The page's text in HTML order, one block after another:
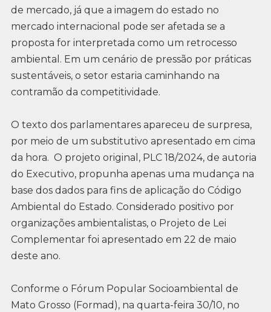
de mercado, já que a imagem do estado no
mercado internacional pode ser afetada se a
proposta for interpretada como um retrocesso
ambiental. Em um cenário de pressão por práticas
sustentáveis, o setor estaria caminhando na
contramão da competitividade.
O texto dos parlamentares apareceu de surpresa,
por meio de um substitutivo apresentado em cima
da hora. O projeto original, PLC 18/2024, de autoria
do Executivo, propunha apenas uma mudança na
base dos dados para fins de aplicação do Código
Ambiental do Estado. Considerado positivo por
organizações ambientalistas, o Projeto de Lei
Complementar foi apresentado em 22 de maio
deste ano.
Conforme o Fórum Popular Socioambiental de
Mato Grosso (Formad), na quarta-feira 30/10, no